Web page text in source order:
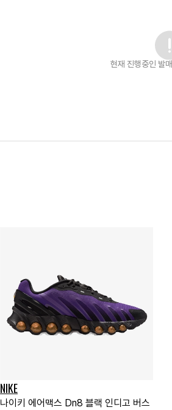
현재 진행중인 발매
NIKE
나이키 에어맥스 Dn8 블랙 인디고 버스